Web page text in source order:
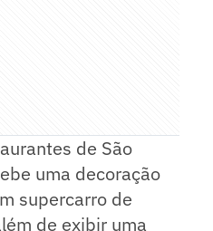
de São
uma decoração
supercarro de
de exibir uma